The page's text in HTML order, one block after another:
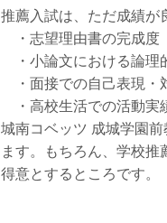
推薦入試は、ただ成績が
・志望理由書の完成度
・小論文における論理
・面接での自己表現・
・高校生活での活動実
城南コベッツ 成城学園
ます。もちろん、学校
得意とするところです。